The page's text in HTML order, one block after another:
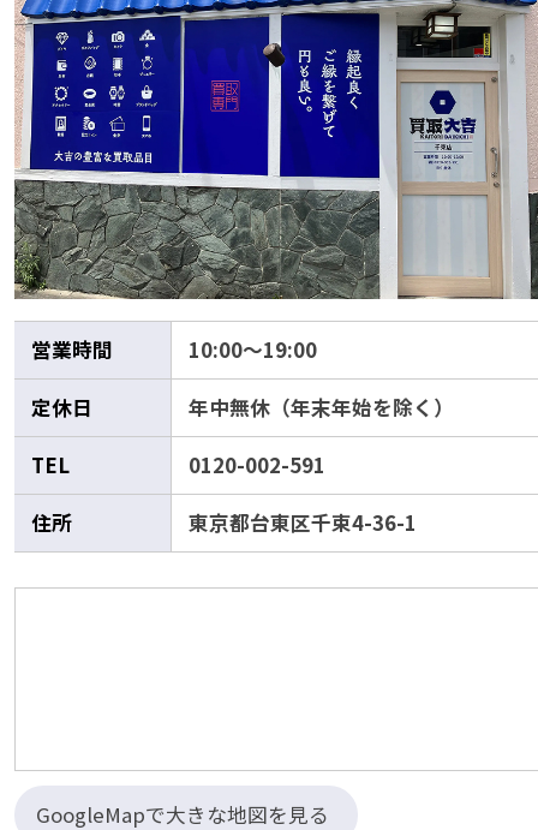
営業時間
10:00～19:00
定休日
年中無休（年末年始を除く）
TEL
0120-002-591
住所
東京都台東区千束4-36-1
GoogleMapで大きな地図を見る